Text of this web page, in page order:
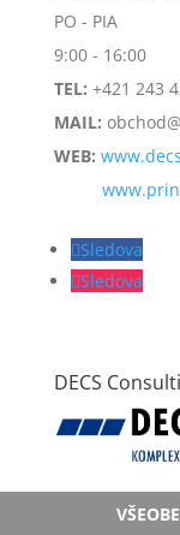
PO - PIA
9:00 - 16:00
TEL: +421 243
MAIL:
WEB:
Sledova
Sledova
DECS